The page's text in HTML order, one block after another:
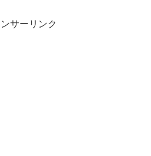
サーリンク